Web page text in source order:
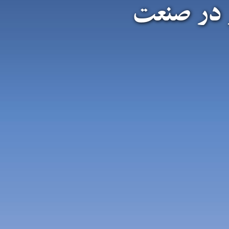
در صنعت